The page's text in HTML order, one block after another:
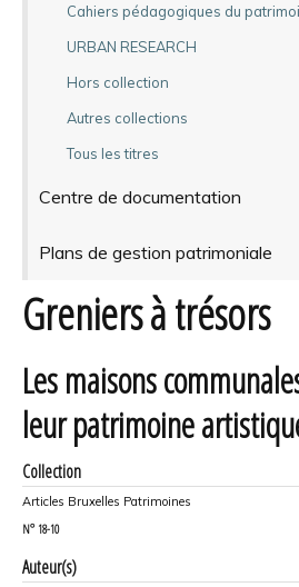
Cahiers pédagogiques du
URBAN RESEARCH
Hors collection
Autres collections
Tous les titres
Centre de documentation
Plans de gestion patrimoniale
Greniers à trésors
Les maisons
leur patrimoine
Collection
Articles Bruxelles Patrimoines
N° 18-10
Auteur(s)